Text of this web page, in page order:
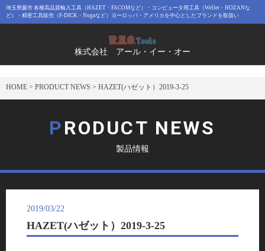
埼玉県蕨市 各種高品質輸入工具（HAZET・FACOMなど）・コンピュータ用工具（Weller・HOZANな
ど）・精密工具販売（F-DICK・Nogaなど）ヨーロッパ・アメリカを中心としたブランドを取扱い
株式会社 アール・イー・オー
HOME > PRODUCT NEWS > HAZET(ハゼット）2019-3-25
PRODUCT NEWS
製品情報
2019/03/22
HAZET(ハゼット）2019-3-25